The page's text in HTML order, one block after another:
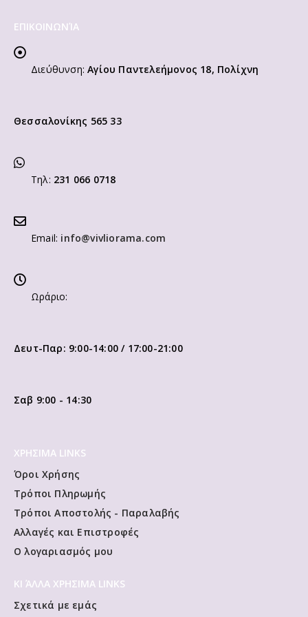
ΕΠΙΚΟΙΝΩΝΊΑ
Διεύθυνση: Αγίου Παντελεήμονος 18, Πολίχνη
Θεσσαλονίκης 565 33
Τηλ: 231 066 0718
Email: info@vivliorama.com
Ωράριο:
Δευτ-Παρ: 9:00-14:00 / 17:00-21:00
Σαβ 9:00 - 14:30
ΧΡΗΣΙΜΑ LINKS
Όροι Χρήσης
Τρόποι Πληρωμής
Τρόποι Αποστολής - Παραλαβής
Αλλαγές και Επιστροφές
Ο λογαριασμός μου
ΚΙ ΆΛΛΑ ΧΡΗΣΙΜΑ LINKS
Σχετικά με εμάς